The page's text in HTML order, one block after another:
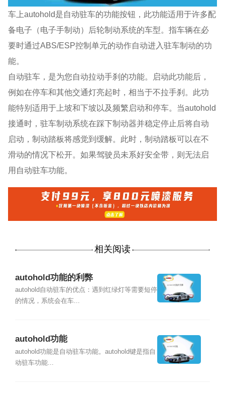
车上autohold是自动驻车的功能按钮，此功能适用于许多配
备电子（电子手制动）后轮制动系统的车型。指车辆在必
要时通过ABS/ESP控制单元的动作自动进入驻车制动的功
能。
自动驻车，是为您自动拉动手刹的功能。启动此功能后，
例如在停车和其他交通灯亮起时，相当于不拉手刹。此功
能特别适用于上坡和下坡以及频繁启动和停车。当autohold
接通时，驻车制动系统在踩下制动器并稳定停止后将自动
启动，制动踏板将感觉到缓解。此时，制动踏板可以在不
滑动的情况下松开。如果驾驶员未系好安全带，则无法启
用自动驻车功能。
相关阅读
autohold功能的利弊
autohold自动驻车的优点：遇到红绿灯等需要短停
的情况，系统会在车...
autohold功能
autohold功能是自动驻车功能。autohold键是指自
动驻车功能...